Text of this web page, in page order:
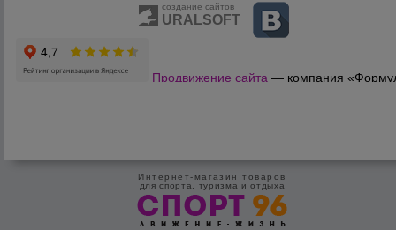
создание сайтов
URALSOFT
Продвижение сайта — компания
Интернет-магазин товаров
для спорта, туризма и отдыха